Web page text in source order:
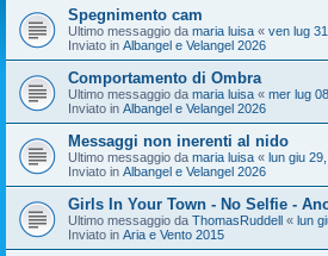
Spegnimento cam
Ultimo messaggio da maria luisa « ven lug
Inviato in Albangel e Velangel 2026
Comportamento di Ombra
Ultimo messaggio da maria luisa « mer lug
Inviato in Albangel e Velangel 2026
Messaggi non inerenti al nido
Ultimo messaggio da maria luisa « lun giu
Inviato in Albangel e Velangel 2026
Girls In Your Town - No Selfie -
Ultimo messaggio da ThomasRuddell « lun
Inviato in Aria e Vento 2015